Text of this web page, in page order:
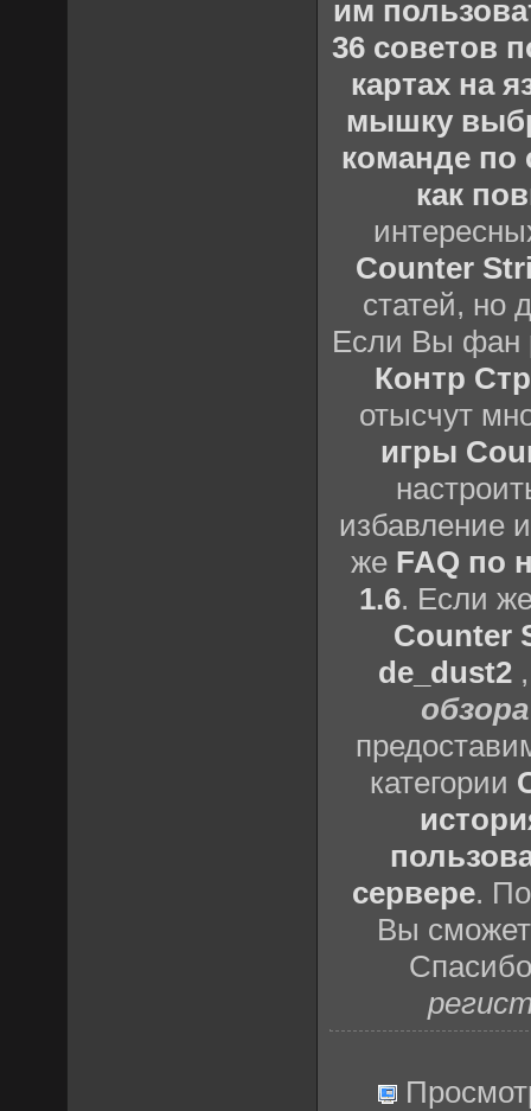
им
36 советов
картах на
мышку
команде по
как
Counter
статей, но
Если Вы фан
Контр
отысчут
игры
избавление
же FAQ по
1.6. Если
Counter
de_dust2
категории
сервере.
Вы